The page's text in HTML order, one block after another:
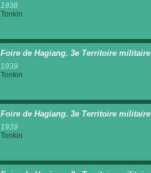
1938
Tonkin
Foire de Hagiang. 3e Territoire militaire
1939
Tonkin
Foire de Hagiang. 3e Territoire militaire
1939
Tonkin